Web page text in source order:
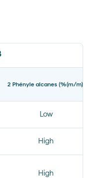
2 Phényle alcanes (%(m/m))
Low
High
High